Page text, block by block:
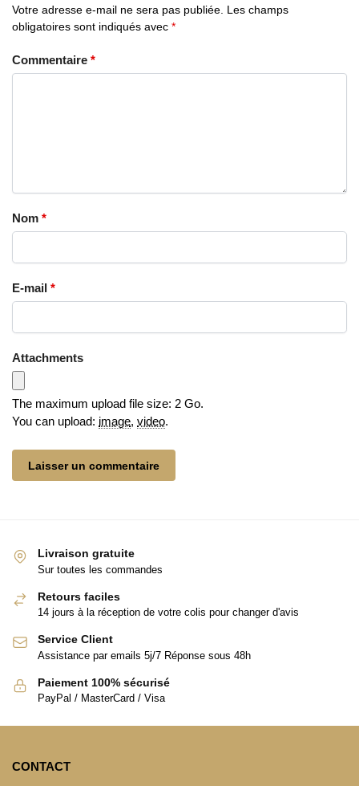
Votre adresse e-mail ne sera pas publiée. Les champs
obligatoires sont indiqués avec *
Commentaire *
Nom *
E-mail *
Attachments
The maximum upload file size: 2 Go.
You can upload: image, video.
Livraison gratuite
Sur toutes les commandes
Retours faciles
14 jours à la réception de votre colis pour changer d'avis
Service Client
Assistance par emails 5j/7 Réponse sous 48h
Paiement 100% sécurisé
PayPal / MasterCard / Visa
CONTACT